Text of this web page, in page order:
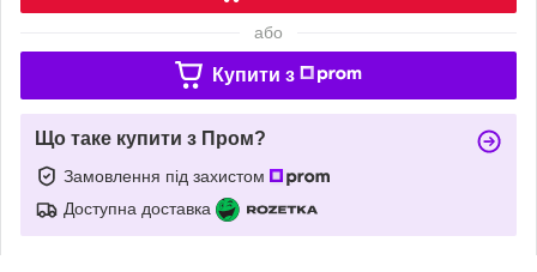
або
Купити з
Що таке купити з Пром?
Замовлення під захистом
Доступна доставка